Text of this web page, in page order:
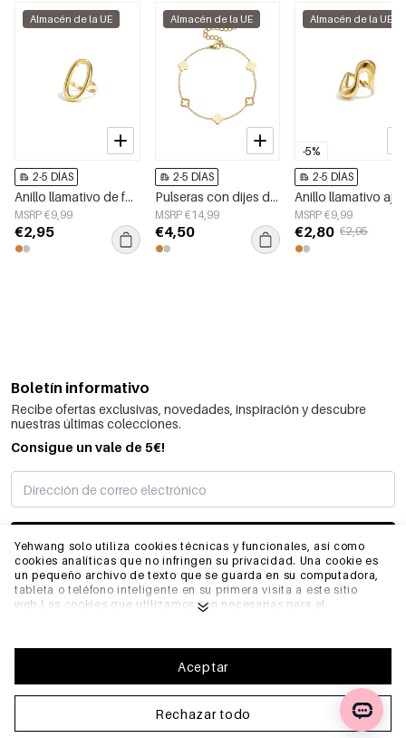
Yehwang solo utiliza cookies técnicas y funcionales, así como
cookies analíticas que no infringen su privacidad. Una cookie es
un pequeño archivo de texto que se guarda en su computadora,
tableta o teléfono inteligente en su primera visita a este sitio
web.Las cookies que utilizamos son necesarias para el
por ejemplo, sus preferencias. También nos permiten optimizar
nuestro sitio web.Para garantizar una buena experiencia de
navegación y compra en Yehwang, le recomendamos que acepte
nuestra recopilación y uso de cookies. Puede darse de baja de las
cookies ajustando la configuración de su navegador de internet
para que ya no almacene cookies. También puede eliminar toda
la información que se almacenó anteriormente a través de la
Rechazar todo
Aceptar
Almacén de la UE
2-5 DÍAS
Anillo llamativo de forma ovalada y estilo minimalista.
MSRP €9,99
€2,95
Almacén de la UE
2-5 DÍAS
Pulseras con dijes de acero inoxidable chapadas en oro de 14 quilates, serie Clover Simple Daily Simple, joyería para mujer
MSRP €14,99
€4,50
-5%
Almacén de la UE
2-5 DÍAS
MSRP €9,99
€2,80 €2,95
Boletín informativo
Recibe ofertas exclusivas, novedades, inspiración y descubre
nuestras últimas colecciones.
Consigue un vale de 5€!
SUSCRIBIRME
INFORMACIÓN
PREGUNTAS FRECUENTES